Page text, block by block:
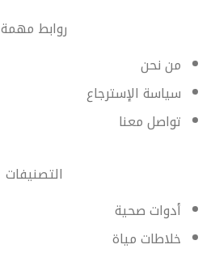
روابط مهمة
من نحن
سياسة الإسترجاع
تواصل معنا
التصنيفات
أدوات صحية
خلاطات مياة